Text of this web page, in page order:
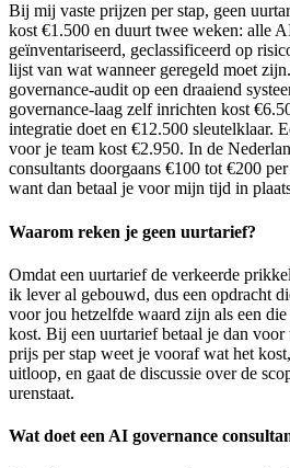
Bij mij vaste prijzen per stap, geen
kost €1.500 en duurt twee weken: alle
geïnventariseerd, geclassificeerd op
lijst van wat wanneer geregeld moet
governance-audit op een draaiend
governance-laag zelf inrichten kost
integratie doet en €12.500 sleutelklaar.
voor je team kost €2.950. In de
consultants doorgaans €100 tot €200
want dan betaal je voor mijn tijd in
Waarom reken je geen uurtarief?
Omdat een uurtarief de verkeerde
ik lever al gebouwd, dus een opdracht
voor jou hetzelfde waard zijn als een
kost. Bij een uurtarief betaal je dan voor
prijs per stap weet je vooraf wat het
uitloop, en gaat de discussie over de
urenstaat.
Wat doet een AI governance